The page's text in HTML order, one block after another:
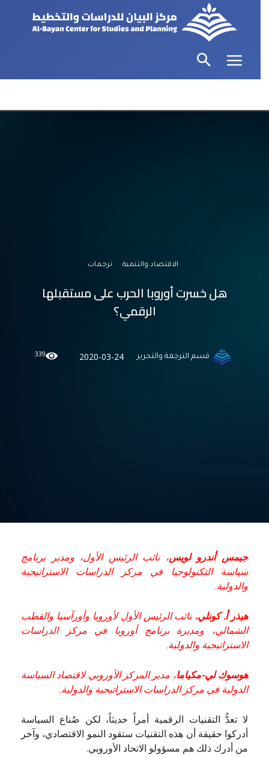
الاقتصاد والتنمية ترجمات
هل خسرت أوروبا الحرب على مستقبلها
الرقمي؟
قسم الترجمة والتحرير 2020-03-24
339
جيمس أندرو لويس، نائب الرئيس الأول، ومدير برنامج
سياسة التكنولوجيا في مركز الدراسات الاستراتيجية
والدولية.
هيذر أ. كونلي، نائب الرئيس الأول لأوروبا وأورآسيا والقطب
الشمالي، ومديرة برنامج أوروبا في مركز الدراسات
الاستراتيجية والدولية.
هوسوك لي-مكياما، مدير المركز الأوروبي لاقتصاد السياسة
الدولية في مركز الدراسات الاستراتيجية والدولية.
لا تعدُّ التقنيات الرقمية أمراً حديثاً، لكن صُناع السياسة
أدركوا حقيقة أن هذه التقنيات ستقود النمو الاقتصادي، وآخر
من أدرك ذلك هم مسؤولو الاتحاد الأوروبي.